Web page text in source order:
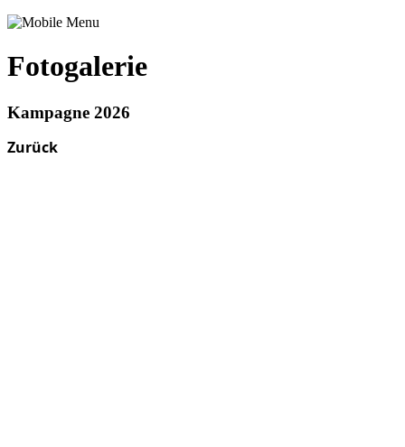
Fotogalerie
Kampagne 2026
Zurück